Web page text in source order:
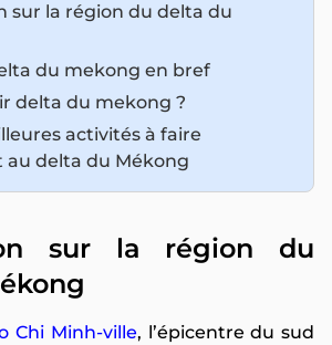
sur la région du delta du
du mekong en bref
delta du mekong ?
activités à faire
au delta du Mékong
sur la région du
Chi Minh-ville, l’épicentre du sud